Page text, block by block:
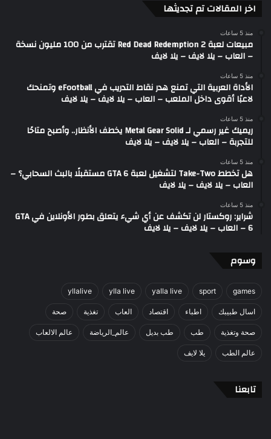
اخر المقالات تم تجديثها
منذ 5 ساعات
مبيعات لعبة Red Dead Redemption 2 تقترب من 100 مليون نسخة
– العاب – يلا لايف – يلا لايف
منذ 5 ساعات
الأداة العربية التي تمنع هدر نقاط التدريب في eFootball وتمنحك
لاعبًا أقوى داخل الملعب – العاب – يلا لايف – يلا لايف
منذ 5 ساعات
ريميك غير رسمي لـ Metal Gear Solid يخطف الأنظار.. وأصبح متاحًا
للتجربة – العاب – يلا لايف – يلا لايف
منذ 5 ساعات
هل تخطط Take-Two لتشغيل لعبة GTA 6 مستقبلًا بالبث السحابي؟ –
العاب – يلا لايف – يلا لايف
منذ 5 ساعات
شراير: روكستار لن تكشف عن أي شيء يتعلق بطور الأونلاين في GTA
6 – العاب – يلا لايف – يلا لايف
وسوم
games
sport
yalla live
ylla live
yllalive
اسال طبيبك اطباء اقتصاد العاب تغذية صحة
صحة وتغذية طب طب بديل عالم_الرياضة عالم الالعاب
عالم الطب يلا لايف
تابعنا